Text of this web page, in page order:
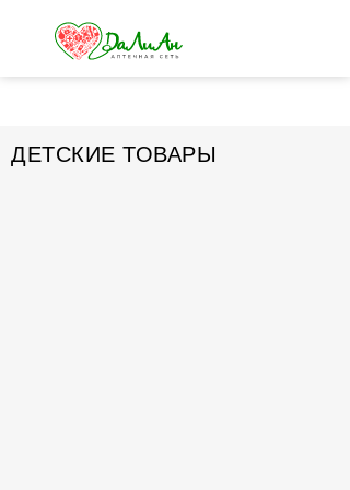
ДЕТСКИЕ ТОВАРЫ